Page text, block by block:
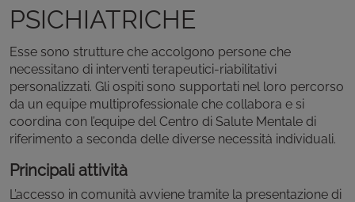
PSICHIATRICHE
Esse sono strutture che accolgono persone che
necessitano di interventi terapeutici-riabilitativi
personalizzati. Gli ospiti sono supportati nel loro percorso
da un equipe multiprofessionale che collabora e si
coordina con l’equipe del Centro di Salute Mentale di
riferimento a seconda delle diverse necessità individuali.
Principali attività
L’accesso in comunità avviene tramite la presentazione di